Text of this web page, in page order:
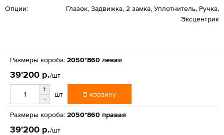
Опции:
Глазок, Задвижка, 2 замка, Уплотнитель, Ручка,
Эксцентрик
Размеры короба: 2050*860 левая
39'200 р./шт
+
-
шт В корзину
Размеры короба: 2050*860 правая
39'200 р./шт